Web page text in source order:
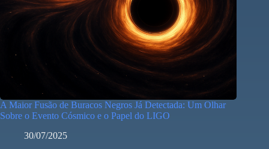
A Maior Fusão de Buracos Negros Já Detectada: Um Olhar
Sobre o Evento Cósmico e o Papel do LIGO
30/07/2025